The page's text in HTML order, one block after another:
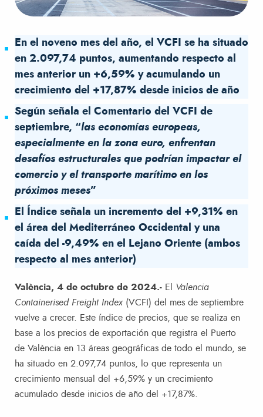
En el noveno mes del año, el VCFI se ha situado
en 2.097,74 puntos, aumentando respecto al
mes anterior un +6,59% y acumulando un
crecimiento del +17,87% desde inicios de año
Según señala el Comentario del VCFI de
septiembre, “las economías europeas,
especialmente en la zona euro, enfrentan
desafíos estructurales que podrían impactar el
comercio y el transporte marítimo en los
próximos meses”
El Índice señala un incremento del +9,31% en
el área del Mediterráneo Occidental y una
caída del -9,49% en el Lejano Oriente (ambos
respecto al mes anterior)
València, 4 de octubre de 2024.- El Valencia
Containerised Freight Index (VCFI) del mes de septiembre
vuelve a crecer. Este índice de precios, que se realiza en
base a los precios de exportación que registra el Puerto
de València en 13 áreas geográficas de todo el mundo, se
ha situado en 2.097,74 puntos, lo que representa un
crecimiento mensual del +6,59% y un crecimiento
acumulado desde inicios de año del +17,87%.